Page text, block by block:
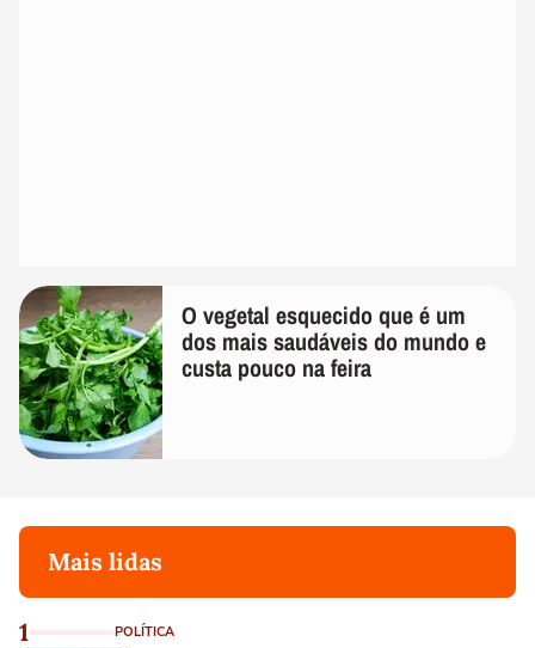
O vegetal esquecido que é um
dos mais saudáveis do mundo e
custa pouco na feira
Mais lidas
1 POLÍTICA